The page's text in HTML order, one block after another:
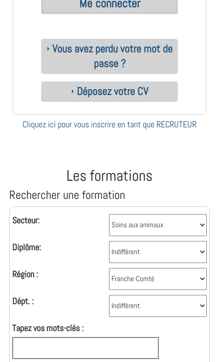
Vous avez perdu votre mot de
passe ?
Déposez votre CV
Cliquez ici pour vous inscrire en tant que RECRUTEUR
Les formations
Rechercher une formation
Secteur:
Diplôme:
Région :
Dépt. :
Tapez vos mots-clés :